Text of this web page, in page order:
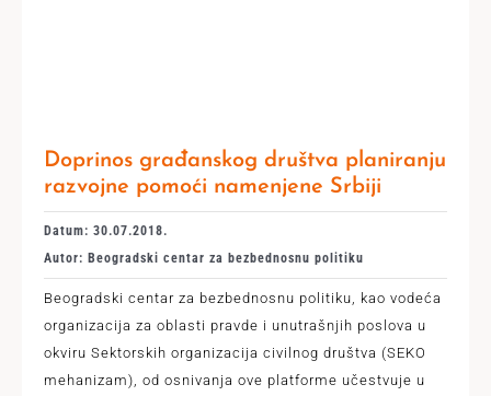
Doprinos građanskog društva planiranju
razvojne pomoći namenjene Srbiji
Datum: 30.07.2018.
Autor: Beogradski centar za bezbednosnu politiku
Beogradski centar za bezbednosnu politiku, kao vodeća
organizacija za oblasti pravde i unutrašnjih poslova u
okviru Sektorskih organizacija civilnog društva (SEKO
mehanizam), od osnivanja ove platforme učestvuje u